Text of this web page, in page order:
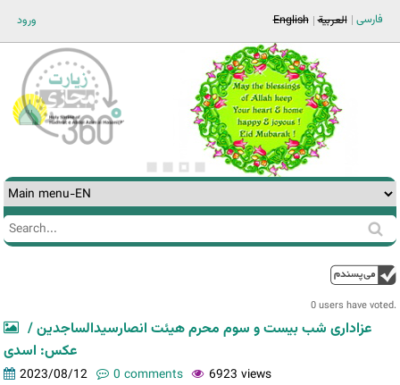
ورود فارسی العربية English
Search
Search
0 users have voted.
عزاداری شب بیست و سوم محرم هیئت انصارسیدالساجدین /
عکس: اسدی
2023/08/12 0 comments 6923 views